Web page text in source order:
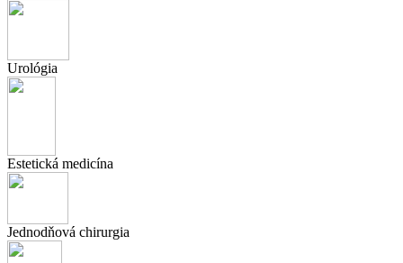
Urológia
Estetická medicína
Jednodňová chirurgia